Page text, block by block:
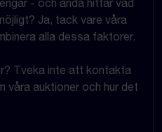
- och ändå hittar vad
Ja, tack vare våra
alla dessa faktorer.
Tveka inte att kontakta
våra auktioner och hur det